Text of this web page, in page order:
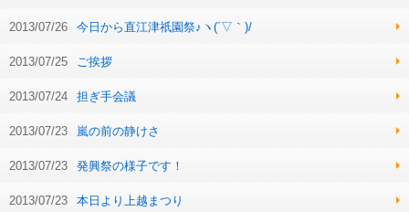
2013/07/26 今日から直江津祇園祭♪ヽ(´▽｀)/
2013/07/25 ご挨拶
2013/07/24 担ぎ手会議
2013/07/23 嵐の前の静けさ
2013/07/23 発興祭の様子です！
2013/07/23 本日より上越まつり